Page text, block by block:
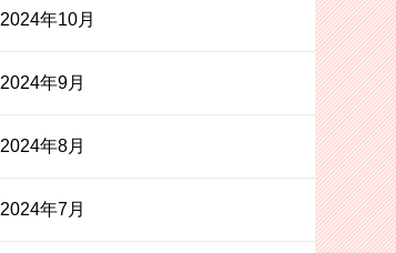
2024年10月
2024年9月
2024年8月
2024年7月